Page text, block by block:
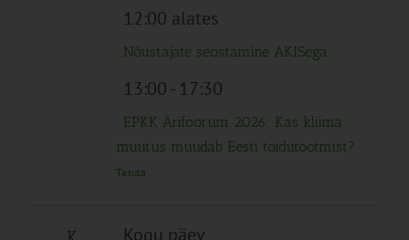
12:00 alates
Nõustajate seostamine AKISega
13:00- 17:30
EPKK Ärifoorum 2026: Kas kliima
muutus muudab Eesti toidutootmist?
Tasuta
Kogu päev